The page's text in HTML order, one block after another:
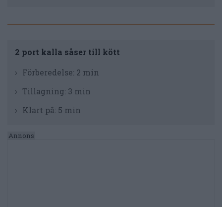
2 port kalla såser till kött
Förberedelse: 2 min
Tillagning: 3 min
Klart på: 5 min